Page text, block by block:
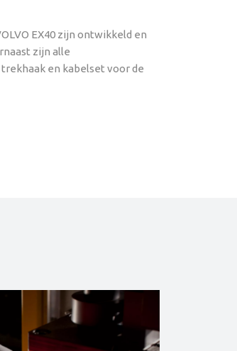
EX40 zijn ontwikkeld en
zijn alle
en kabelset voor de